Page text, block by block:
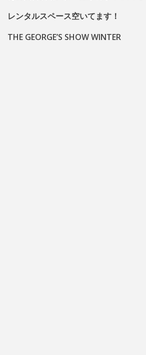
レンタルスペース空いてます！
THE GEORGE’S SHOW WINTER